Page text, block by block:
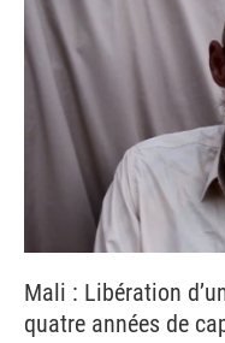
Mali : Libération
quatre années de